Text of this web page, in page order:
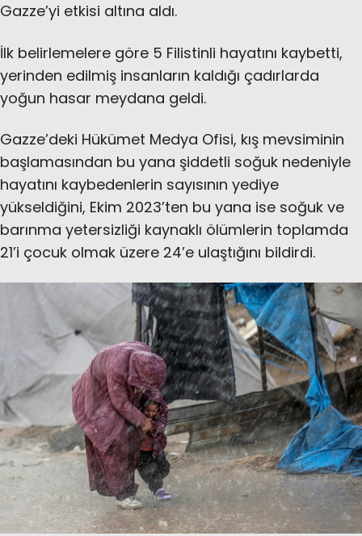
Gazze’yi etkisi altına aldı.
İlk belirlemelere göre 5 Filistinli hayatını kaybetti,
yerinden edilmiş insanların kaldığı çadırlarda
yoğun hasar meydana geldi.
Gazze’deki Hükümet Medya Ofisi, kış mevsiminin
başlamasından bu yana şiddetli soğuk nedeniyle
hayatını kaybedenlerin sayısının yediye
yükseldiğini, Ekim 2023’ten bu yana ise soğuk ve
barınma yetersizliği kaynaklı ölümlerin toplamda
21’i çocuk olmak üzere 24’e ulaştığını bildirdi.